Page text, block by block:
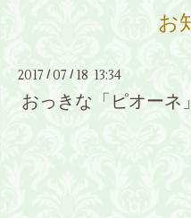
お
2017 / 07 / 18 13:34
おっきな「ピオーネ」